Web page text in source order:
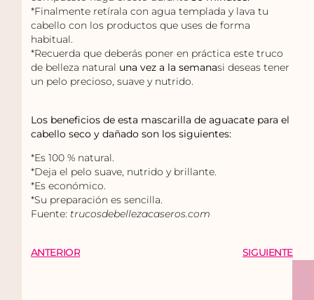
*Finalmente retírala con agua templada y lava tu
cabello con los productos que uses de forma
habitual.
*Recuerda que deberás poner en práctica este truco
de belleza natural una vez a la semanasi deseas tener
un pelo precioso, suave y nutrido.
Los beneficios de esta mascarilla de aguacate para el
cabello seco y dañado son los siguientes:
*Es 100 % natural.
*Deja el pelo suave, nutrido y brillante.
*Es económico.
*Su preparación es sencilla.
Fuente: trucosdebellezacaseros.com
ANTERIOR SIGUIENTE